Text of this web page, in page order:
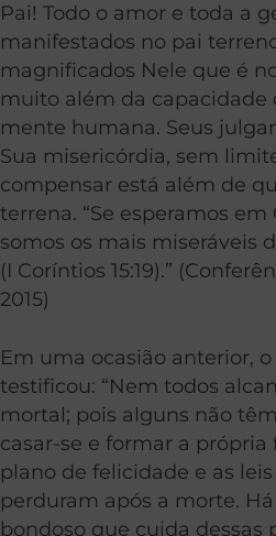
Pai! Todo o amor e toda a
manifestados no pai
magnificados Nele que é
muito além da capacidade
mente humana. Seus
Sua misericórdia, sem
compensar está além de
terrena. “Se esperamos em
somos os mais miseráveis
(I Coríntios 15:19).”
2015)
Em uma ocasião anterior,
testificou: “Nem todos
mortal; pois alguns não
casar-se e formar a
plano de felicidade e as
perduram após a morte.
bondoso que cuida dessas